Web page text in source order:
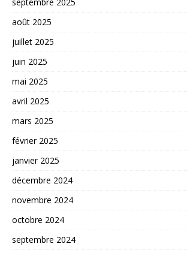
septembre 2025
août 2025
juillet 2025
juin 2025
mai 2025
avril 2025
mars 2025
février 2025
janvier 2025
décembre 2024
novembre 2024
octobre 2024
septembre 2024